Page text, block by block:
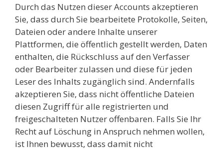
Durch das Nutzen dieser Accounts akzeptieren
Sie, dass durch Sie bearbeitete Protokolle, Seiten,
Dateien oder andere Inhalte unserer
Plattformen, die öffentlich gestellt werden, Daten
enthalten, die Rückschluss auf den Verfasser
oder Bearbeiter zulassen und diese für jeden
Leser des Inhalts zugänglich sind. Andernfalls
akzeptieren Sie, dass nicht öffentliche Dateien
diesen Zugriff für alle registrierten und
freigeschalteten Nutzer offenbaren. Falls Sie Ihr
Recht auf Löschung in Anspruch nehmen wollen,
ist Ihnen bewusst, dass damit nicht